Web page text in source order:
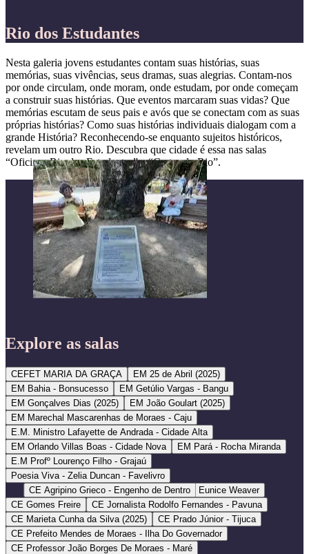
Rio dos Estudantes
Nesta galeria jovens estudantes contam suas histórias, suas
memórias, suas vivências, seus dramas, suas alegrias. Contam-nos
por onde circulam, onde moram, onde estudam, por onde começam
a construir suas histórias. Que eventos marcaram suas vidas? Que
memórias escutam de seus pais e avós que se conectam com as suas
próprias histórias? Como suas histórias individuais dialogam com a
grande História? Reconhecendo-se enquanto sujeitos históricos,
revelam um outro Rio. Descubra que cidade é essa nas salas
“Oficinas Rio dos Estudantes” e “Cartas do Rio”.
Explore as salas
CEFET MARIA DA GRAÇA
EM 25 de Abril (2025)
EM Bahia - Bonsucesso
EM Getúlio Vargas - Bangu
EM Gonçalves Dias (2025)
EM João Goulart (2025)
EM Marechal Mascarenhas de Moraes - Caju
E.M. Ministro Lafayette de Andrada - Cidade Alta
EM Orlando Villas Boas - Cidade Nova
EM Pará - Rocha Miranda
E.M Profº Lourenço Filho - Grajaú
Poesia Viva - Zelia Duncan - Favelivro
CE Agripino Grieco - Engenho de DentroCE Eunice Weaver
CE Gomes Freire
CE Jornalista Rodolfo Fernandes - Pavuna
CE Marieta Cunha da Silva (2025)
CE Prado Júnior - Tijuca
CE Prefeito Mendes de Moraes - Ilha Do Governador
CE Professor João Borges De Moraes - Maré